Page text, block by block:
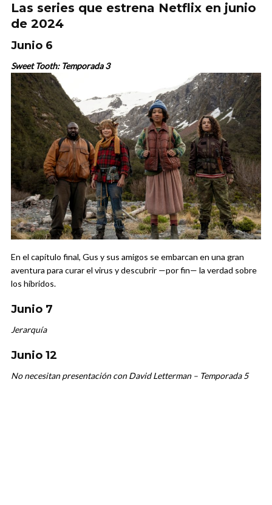
Las series que estrena Netflix en junio
de 2024
Junio 6
Sweet Tooth: Temporada 3
En el capítulo final, Gus y sus amigos se embarcan en una gran
aventura para curar el virus y descubrir —por fin— la verdad sobre
los híbridos.
Junio 7
Jerarquía
Junio 12
No necesitan presentación con David Letterman – Temporada 5